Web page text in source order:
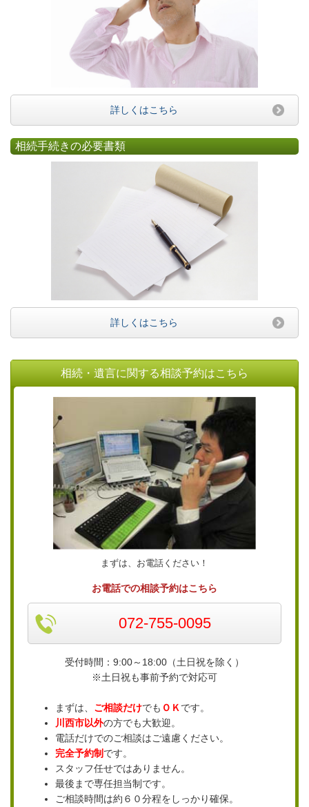
詳しくはこちら
相続手続きの必要書類
詳しくはこちら
相続・遺言に関する相談予約はこちら
まずは、お電話ください！
お電話での相談予約はこちら
072-755-0095
受付時間：9:00～18:00（土日祝を除く）
※土日祝も事前予約で対応可
まずは、 ご相談だけでも ＯＫ です。
川西市以外の方でも大歓迎。
電話だけでのご相談はご遠慮ください。
完全予約制 です。
スタッフ任せではありません。
最後まで専任担当制です。
ご相談時間は約６０分程をしっかり確保。